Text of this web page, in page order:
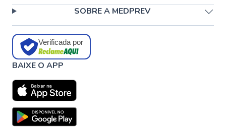
SOBRE A MEDPREV
Verificada por
BAIXE O APP